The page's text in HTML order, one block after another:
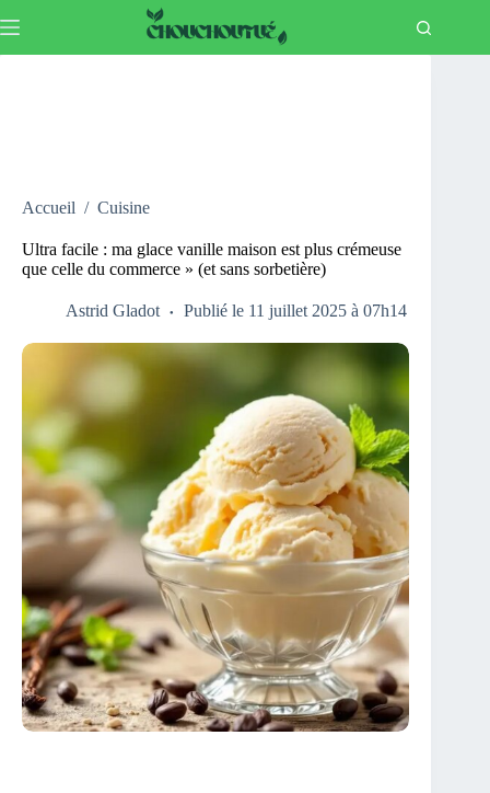
au
Accueil / Cuisine
Ultra facile : ma glace vanille maison est plus crémeuse
que celle du commerce » (et sans sorbetière)
Astrid Gladot Publié le 11 juillet 2025 à 07h14